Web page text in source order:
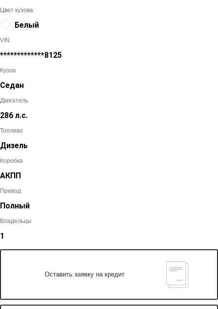
Цвет кузова
Белый
VIN
*************8125
Кузов
Седан
Двигатель
286 л.с.
Топливо
Дизель
Коробка
АКПП
Привод
Полный
Владельцы
1
Оставить заявку на кредит